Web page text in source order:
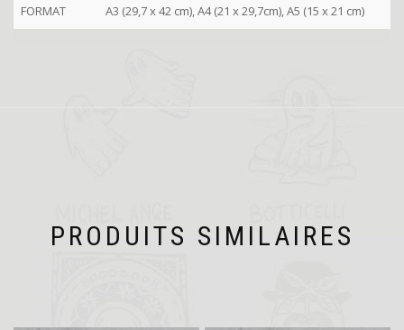
FORMAT A3 (29,7 x 42 cm), A4 (21 x 29,7cm), A5 (15 x 21 cm)
PRODUITS SIMILAIRES